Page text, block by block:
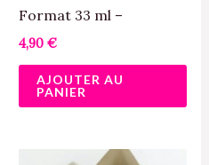
Format 33 ml –
4,90 €
AJOUTER AU
PANIER